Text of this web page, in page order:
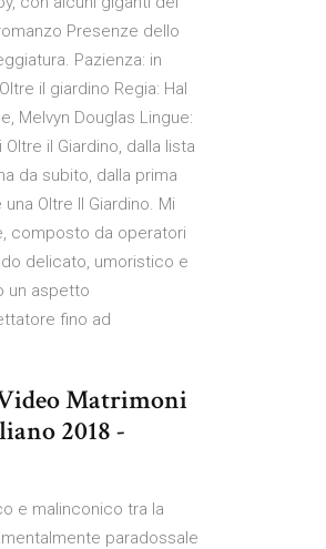
Presenze dello
Pazienza: in
il giardino Regia: Hal
Melvyn Douglas Lingue:
il Giardino, dalla lista
da subito, dalla prima
Oltre Il Giardino. Mi
composto da operatori
delicato, umoristico e
un aspetto
fino ad
Matrimoni
2018 -
e malinconico tra la
paradossale